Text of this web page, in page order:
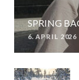
SPRING
POSTED
ON
6. APRIL 2026